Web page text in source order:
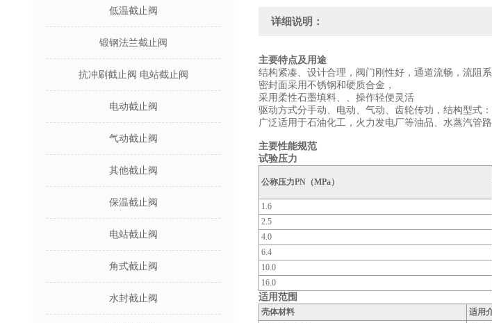
低温截止阀
锻钢法兰截止阀
抗冲刷截止阀 电站截止阀
电动截止阀
气动截止阀
其他截止阀
保温截止阀
电站截止阀
角式截止阀
水封截止阀
详细说明：
主要特点及用途
结构紧凑、设计合理，阀门刚性好，通道流畅，流阻系
密封面采用不锈钢和硬质合金，
采用柔性石墨填料、、操作轻便灵活
驱动方式分手动、电动、气动、齿轮传功，结构型式
广泛适用于石油化工，火力发电厂等油品、水蒸汽管
主要性能规范
试验压力
公称压力PN（MPa）
1.6
2.5
4.0
6.4
10.0
16.0
适用范围
壳体材料 适用